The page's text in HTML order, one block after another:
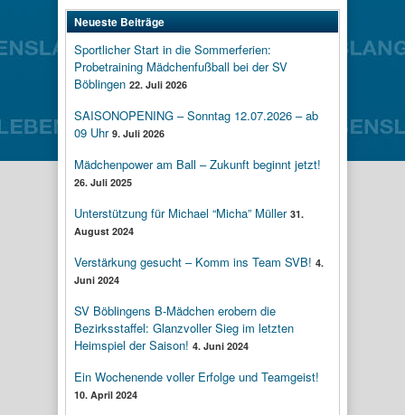
Neueste Beiträge
Sportlicher Start in die Sommerferien:
Probetraining Mädchenfußball bei der SV
Böblingen 22. Juli 2026
SAISONOPENING – Sonntag 12.07.2026 – ab
09 Uhr 9. Juli 2026
Mädchenpower am Ball – Zukunft beginnt jetzt!
26. Juli 2025
Unterstützung für Michael “Micha” Müller 31.
August 2024
Verstärkung gesucht – Komm ins Team SVB! 4.
Juni 2024
SV Böblingens B-Mädchen erobern die
Bezirksstaffel: Glanzvoller Sieg im letzten
Heimspiel der Saison! 4. Juni 2024
Ein Wochenende voller Erfolge und Teamgeist!
10. April 2024